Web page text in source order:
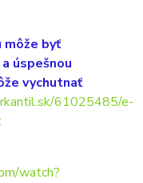
byť
úspešnou
vychutnať
61025485/e-
watch?